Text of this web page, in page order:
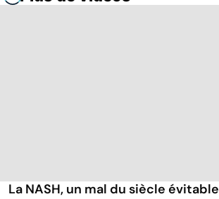
La NASH, un mal du siècle évitable